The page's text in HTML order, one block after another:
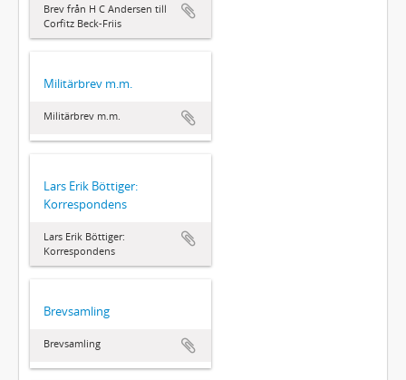
Brev från H C Andersen till
Corfitz Beck-Friis
Militärbrev m.m.
Militärbrev m.m.
Lars Erik Böttiger:
Korrespondens
Lars Erik Böttiger:
Korrespondens
Brevsamling
Brevsamling